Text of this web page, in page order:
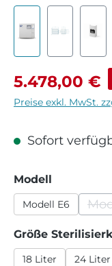
Verkaufspreis:
5.478,00 €
Preise exkl. MwSt.
Sofort
Modell
Modell E6
Größe
18 Liter 24 Liter